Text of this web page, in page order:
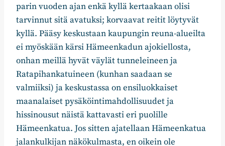
parin vuoden ajan enkä kyllä kertaakaan olisi
tarvinnut sitä avatuksi; korvaavat reitit löytyvät
kyllä. Pääsy keskustaan kaupungin reuna-alueilta
ei myöskään kärsi Hämeenkadun ajokiellosta,
onhan meillä hyvät väylät tunneleineen ja
Ratapihankatuineen (kunhan saadaan se
valmiiksi) ja keskustassa on ensiluokkaiset
maanalaiset pysäköintimahdollisuudet ja
hissinousut näistä kattavasti eri puolille
Hämeenkatua. Jos sitten ajatellaan Hämeenkatua
jalankulkijan näkökulmasta, en oikein ole